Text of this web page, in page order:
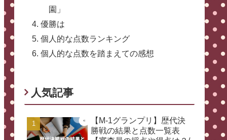
園」
優勝は
個人的な点数ランキング
個人的な点数を踏まえての感想
人気記事
【M-1グランプリ】歴代決
勝戦の結果と点数一覧表